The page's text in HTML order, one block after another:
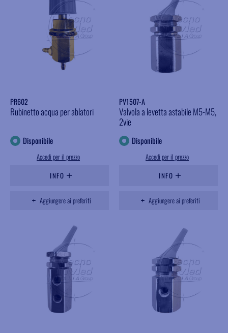
PR602
Rubinetto acqua per ablatori
Disponibile
Accedi per il prezzo
INFO
Aggiungere ai preferiti
PV1507-A
Valvola a levetta astabile M5-M5,
2vie
Disponibile
Accedi per il prezzo
INFO
Aggiungere ai preferiti